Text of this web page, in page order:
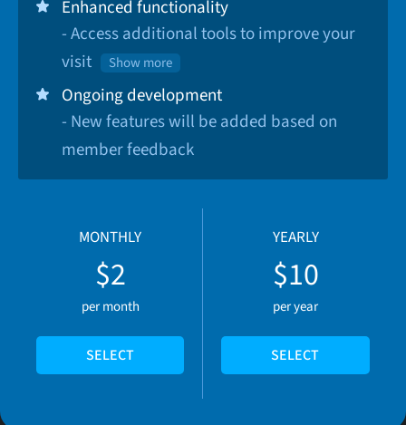
Enhanced functionality
- Access additional tools to improve your
visit
Show more
Ongoing development
- New features will be added based on
member feedback
MONTHLY
$2
per month
SELECT
YEARLY
$10
per year
SELECT